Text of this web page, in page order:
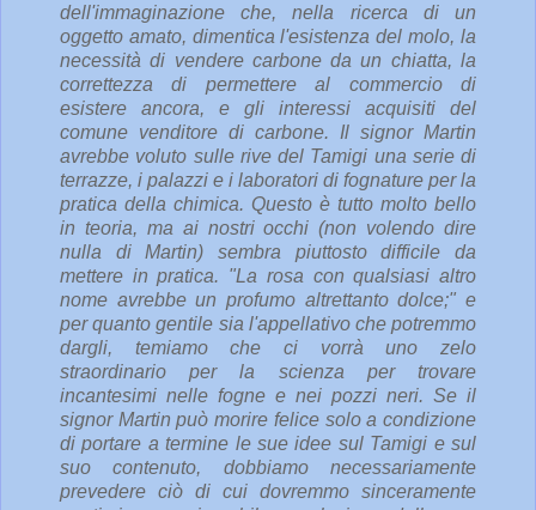
dell'immaginazione che, nella ricerca di un
oggetto amato, dimentica l'esistenza del molo, la
necessità di vendere carbone da un chiatta, la
correttezza di permettere al commercio di
esistere ancora, e gli interessi acquisiti del
comune venditore di carbone. Il signor Martin
avrebbe voluto sulle rive del Tamigi una serie di
terrazze, i palazzi e i laboratori di fognature per la
pratica della chimica. Questo è tutto molto bello
in teoria, ma ai nostri occhi (non volendo dire
nulla di Martin) sembra piuttosto difficile da
mettere in pratica. "La rosa con qualsiasi altro
nome avrebbe un profumo altrettanto dolce;" e
per quanto gentile sia l'appellativo che potremmo
dargli, temiamo che ci vorrà uno zelo
straordinario per la scienza per trovare
incantesimi nelle fogne e nei pozzi neri. Se il
signor Martin può morire felice solo a condizione
di portare a termine le sue idee sul Tamigi e sul
suo contenuto, dobbiamo necessariamente
prevedere ciò di cui dovremmo sinceramente